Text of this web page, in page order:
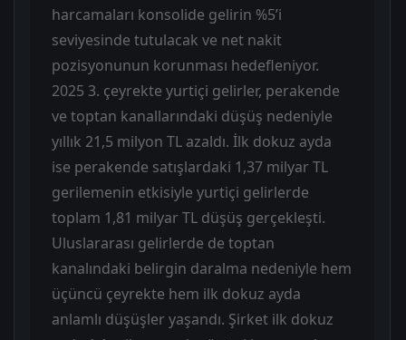
harcamaları konsolide gelirin %5’i
seviyesinde tutulacak ve net nakit
pozisyonunun korunması hedefleniyor.
2025 3. çeyrekte yurtiçi gelirler, perakende
ve toptan kanallarındaki düşüş nedeniyle
yıllık 21,5 milyon TL azaldı. İlk dokuz ayda
ise perakende satışlardaki 1,37 milyar TL
gerilemenin etkisiyle yurtiçi gelirlerde
toplam 1,81 milyar TL düşüş gerçekleşti.
Uluslararası gelirlerde de toptan
kanalındaki belirgin daralma nedeniyle hem
üçüncü çeyrekte hem ilk dokuz ayda
anlamlı düşüşler yaşandı. Şirket ilk dokuz